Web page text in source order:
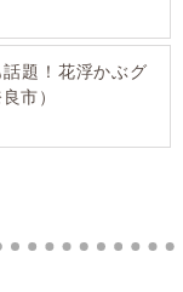
話題！花浮かぶグ
市）